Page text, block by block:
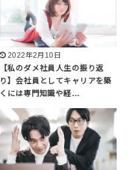
2022年2月10日
【私のダメ社員人生の振り返
り】会社員としてキャリアを築
くには専門知識や経…